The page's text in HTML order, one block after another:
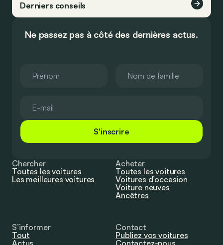
Derniers conseils
Ne passez pas à côté des dernières actus.
S'inscrire
Chercher
Toutes les voitures
Les meilleures voitures
Acheter
Toutes les voitures
Voitures d’occasion
Voiture neuves
Ancêtres
S’informer
Tout
Actus
Contact
Publiez vos voitures
Contactez-nous